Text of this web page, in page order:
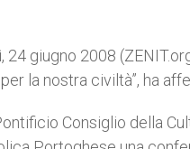
24 giugno 2008
la nostra civiltà”, ha
Consiglio della